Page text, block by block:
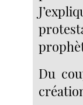
Du